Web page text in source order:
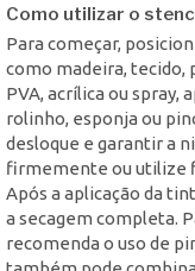
Como utilizar o
Para começar,
como madeira, tecido,
PVA, acrílica ou spray,
rolinho, esponja ou
desloque e garantir a
firmemente ou utilize
Após a aplicação da
a secagem completa.
recomenda o uso de